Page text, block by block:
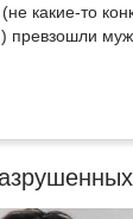
какие-то
превзошли